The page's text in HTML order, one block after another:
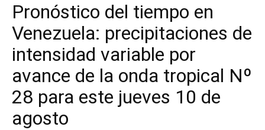
Pronóstico del tiempo en
Venezuela: precipitaciones de
intensidad variable por
avance de la onda tropical Nº
28 para este jueves 10 de
agosto